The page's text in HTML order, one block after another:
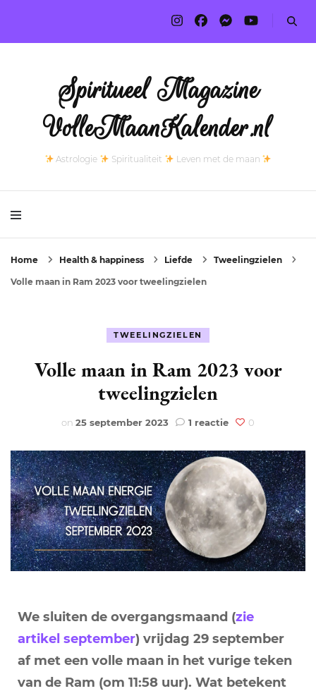
Spiritueel Magazine
VolleMaanKalender.nl
Astrologie Spiritualiteit Leven met de maan
Home Health & happiness Liefde Tweelingzielen
Volle maan in Ram 2023 voor tweelingzielen
TWEELINGZIELEN
Volle maan in Ram 2023 voor
tweelingzielen
on 25 september 2023 1 reactieop
maan
in
Ram
2023
voor
tweelingzielen
0
We sluiten de overgangsmaand (zie
artikel september) vrijdag 29 september
af met een volle maan in het vurige teken
van de Ram (om 11:58 uur). Wat betekent